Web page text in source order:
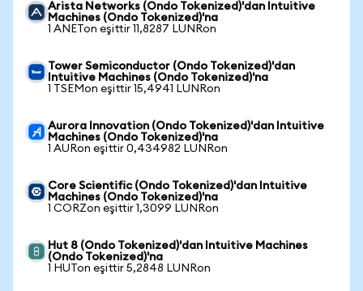
Arista Networks (Ondo Tokenized)'dan Intuitive
Machines (Ondo Tokenized)'na
1 ANETon eşittir 11,8287 LUNRon
Tower Semiconductor (Ondo Tokenized)'dan
Intuitive Machines (Ondo Tokenized)'na
1 TSEMon eşittir 15,4941 LUNRon
Aurora Innovation (Ondo Tokenized)'dan Intuitive
Machines (Ondo Tokenized)'na
1 AURon eşittir 0,434982 LUNRon
Core Scientific (Ondo Tokenized)'dan Intuitive
Machines (Ondo Tokenized)'na
1 CORZon eşittir 1,3099 LUNRon
Hut 8 (Ondo Tokenized)'dan Intuitive Machines
(Ondo Tokenized)'na
1 HUTon eşittir 5,2848 LUNRon